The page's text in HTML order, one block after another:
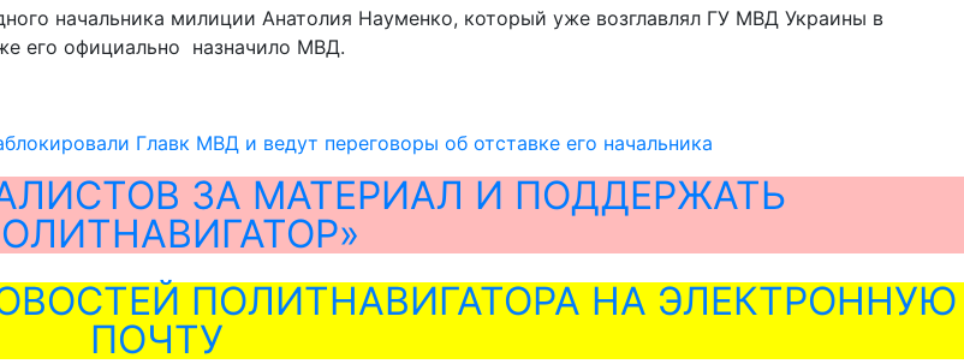
начальника милиции Анатолия Науменко, который уже возглавлял ГУ МВД Украины в
его официально назначило МВД.
Главк МВД и ведут переговоры об отставке его начальника
ЗА МАТЕРИАЛ И ПОДДЕРЖАТЬ
ПОЛИТНАВИГАТОРА НА ЭЛЕКТРОННУЮ
ПОЧТУ